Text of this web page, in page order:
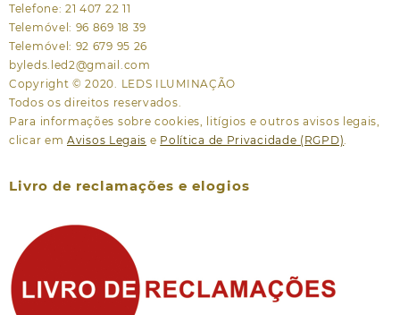
Telefone: 21 407 22 11
Telemóvel: 96 869 18 39
Telemóvel: 92 679 95 26
byleds.led2@gmail.com
Copyright © 2020. LEDS ILUMINAÇÃO
Todos os direitos reservados.
Para informações sobre cookies, litígios e outros avisos legais,
clicar em Avisos Legais e Política de Privacidade (RGPD)
Livro de reclamações e elogios